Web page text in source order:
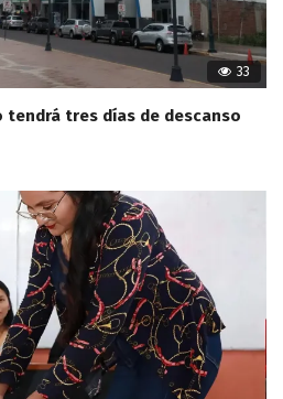
33
tendrá tres días de descanso